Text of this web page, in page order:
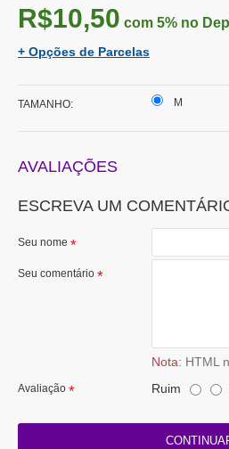
R$10,50 com 5% no
+ Opções de Parcelas
TAMANHO: M
AVALIAÇÕES
ESCREVA UM
Seu nome
Seu comentário
Nota: HTML
Avaliação Ruim